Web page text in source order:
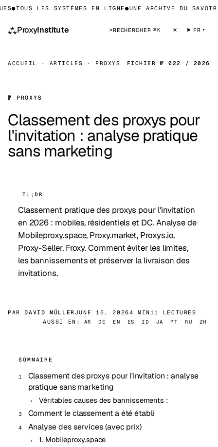
TOUS LES SYSTÈMES EN LIGNE●UNE ARCHIVE DU SAVOIR
⁂ProxyInstitute ⌕RECHERCHER ⌘K ☀ FR
ACCUEIL · ARTICLES · PROXYS FICHIER № 022 / 2026
⁋ PROXYS
Classement des proxys pour
l'invitation : analyse pratique
sans marketing
TL;DR
Classement pratique des proxys pour l'invitation
en 2026 : mobiles, résidentiels et DC. Analyse de
Mobileproxy.space, Proxy.market, Proxys.io,
Proxy-Seller, Froxy. Comment éviter les limites,
les bannissements et préserver la livraison des
invitations.
PAR DAVID MÜLLERJUNE 15, 20264 MIN11 LECTURES
AUSSI EN:
AR DE EN ES ID JA PT RU ZH
SOMMAIRE
Classement des proxys pour l'invitation : analyse
pratique sans marketing
Véritables causes des bannissements :
Comment le classement a été établi
Analyse des services (avec prix)
1. Mobileproxy.space